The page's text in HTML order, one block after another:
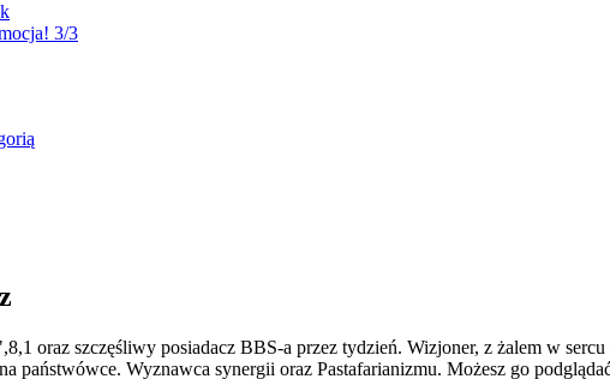
3/3
oraz szczęśliwy posiadacz BBS-a przez tydzień. Wizjoner, z żalem w
państwówce. Wyznawca synergii oraz Pastafarianizmu. Możesz go